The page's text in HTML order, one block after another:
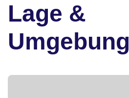
Lage &
Umgebung